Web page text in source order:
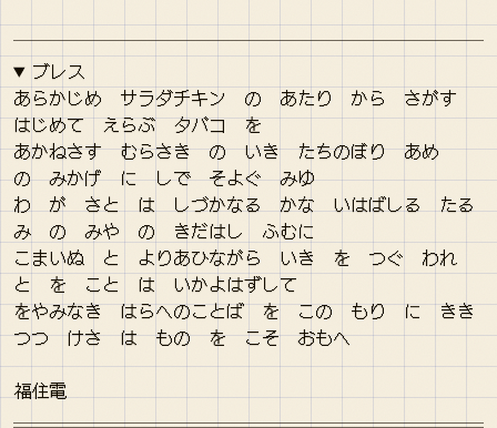
ブレス
あらかじめ サラダチキン の あたり から さがす
はじめて えらぶ タバコ を
あかねさす むらさき の いき たちのぼり あめ
の みかげ に しで そよぐ みゆ
わ が さと は しづかなる かな いはばしる たる
み の みや の きだはし ふむに
こまいぬ と よりあひながら いき を つぐ われ
と を こと は いかよはずして
をやみなき はらへのことば を この もり に きき
つつ けさ は もの を こそ おもへ
福住電